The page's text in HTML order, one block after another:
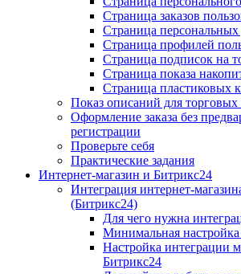
Страница заказов
Страница
Страница профилей
Страница подписок на
Страница показа
Страница пластиковых
Показ описаний для
Оформление заказа без
регистрации
Проверьте себя
Практические задания
Интернет-магазин и Битрикс24
Интеграция интернет-
(Битрикс24)
Для чего нужна
Минимальная
Настройка интеграции
Битрикс24